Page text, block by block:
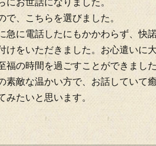
、こちらを選びました。
に電話したにもかかわらず、快
をいただきました。お心遣いに
の時間を過ごすことができました
敵な温かい方で、お話していて癒
たいと思います。